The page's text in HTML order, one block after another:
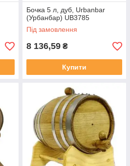
Бочка 5 л, дуб, Urbanbar
(Урбанбар) UB3785
Під замовлення
8 136,59 ₴
Купити